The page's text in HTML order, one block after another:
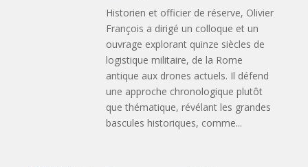
Historien et officier de réserve, Olivier
François a dirigé un colloque et un
ouvrage explorant quinze siècles de
logistique militaire, de la Rome
antique aux drones actuels. Il défend
une approche chronologique plutôt
que thématique, révélant les grandes
bascules historiques, comme...